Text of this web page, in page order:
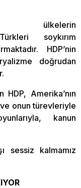
ülkelerin
soykırım
HDP’nin
doğrudan
HDP, Amerika’nın
onun türevleriyle
kanun
sessiz kalmamız